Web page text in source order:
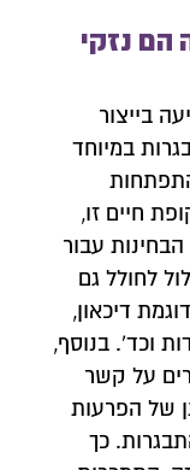
הם נזקי
בייצור
במיוחד
חיים זו,
עבור
לחולל גם
דיכאון,
וכד'. בנוסף,
על קשר
של הפרעות
כך